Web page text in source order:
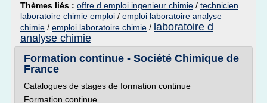
Thèmes liés : offre d emploi ingenieur chimie / technicien
laboratoire chimie emploi / emploi laboratoire analyse
chimie / emploi laboratoire chimie / laboratoire d
analyse chimie
Formation continue - Société Chimique de
France
Catalogues de stages de formation continue
Formation continue